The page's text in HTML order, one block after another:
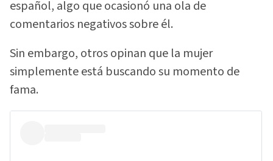
español, algo que ocasionó una ola de
comentarios negativos sobre él.
Sin embargo, otros opinan que la mujer
simplemente está buscando su momento de
fama.